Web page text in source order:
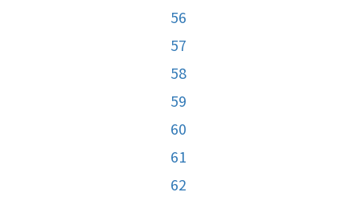
56
57
58
59
60
61
62